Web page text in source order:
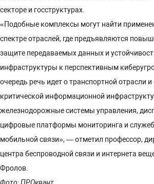
секторе и госструктурах.
«Подобные комплексы могут найти
спектре отраслей, где предъявляются
защите передаваемых данных и
инфраструктуры к перспективным
очередь речь идет о транспортной отрасли
критической информационной
железнодорожные системы управления,
цифровые платформы мониторинга и
мобильной связи», — отметил профессор,
центра беспроводной связи и интернета
Фролов.